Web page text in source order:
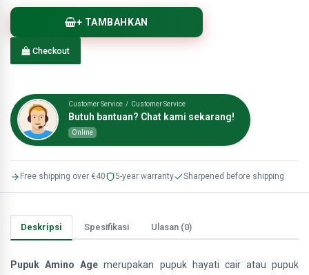
+ TAMBAHKAN
Checkout
Customer Service / Customer Service
Butuh bantuan? Chat kami sekarang!
Online
Free shipping over €40 5-year warranty Sharpened before shipping
Deskripsi Spesifikasi Ulasan (0)
Pupuk Amino Age merupakan pupuk hayati cair atau pupuk